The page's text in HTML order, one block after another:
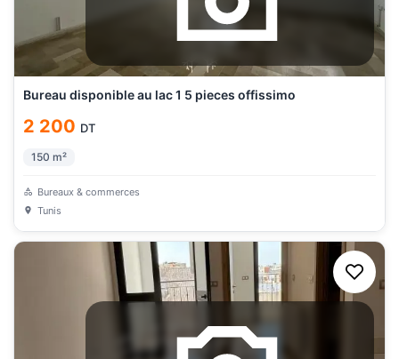
Bureau disponible au lac 1 5 pieces offissimo
2 200 DT
150 m²
Bureaux & commerces
Tunis